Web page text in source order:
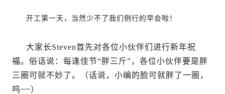
开工第一天，当然少不了我们例行的早会啦！
大家长Steven首先对各位小伙伴们进行新年祝
福。俗话说：每逢佳节“胖三斤”，各位小伙伴要是胖
三圈可就不妙了。（话说，小编的脸可就胖了一圈，
呜~~）